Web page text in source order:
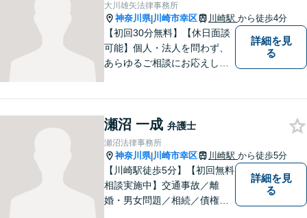
大川雄矢法律事務所
神奈川県|川崎市幸区 川崎駅 から徒歩4分
【初回30分無料】【休日面談
可能】個人・法人を問わず、
あらゆるご相談にお応えしま
すので、まずはご相談くださ
い。。【JR京浜東北線「川崎
駅」⻄⼝3分】
詳細を見
る
瀬沼 一成 弁護士
瀬沼法律事務所
神奈川県|川崎市幸区 川崎駅 から徒歩5分
【川崎駅徒歩5分】【初回無料
相談実施中】交通事故／離
婚・男女問題／相続／債権回
詳細を見
る